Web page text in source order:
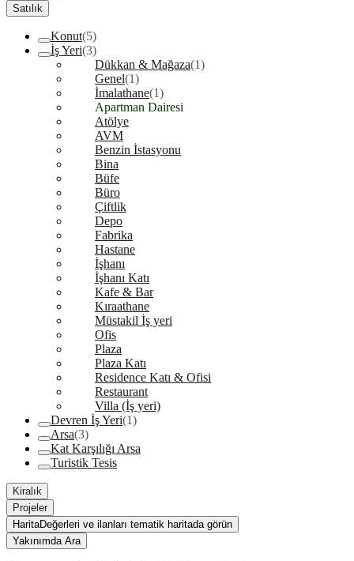
Satılık
Konut(5)
İş Yeri(3)
Dükkan & Mağaza(1)
Genel(1)
İmalathane(1)
Apartman Dairesi
Atölye
AVM
Benzin İstasyonu
Bina
Büfe
Büro
Çiftlik
Depo
Fabrika
Hastane
İşhanı
İşhanı Katı
Kafe & Bar
Kıraathane
Müstakil İş yeri
Ofis
Plaza
Plaza Katı
Residence Katı & Ofisi
Restaurant
Villa (İş yeri)
Devren İş Yeri(1)
Arsa(3)
Kat Karşılığı Arsa
Turistik Tesis
Kiralık
Projeler
HaritaDeğerleri ve ilanları tematik haritada görün
Yakınımda Ara